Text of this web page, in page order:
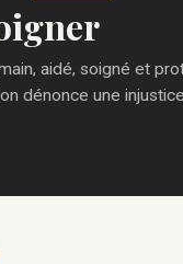
aidé, soigné et
dénonce une